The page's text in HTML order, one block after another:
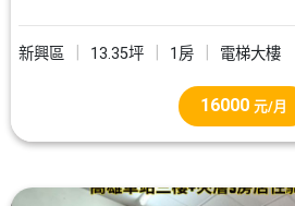
新興區 13.35坪 1房 電梯大樓
16000 元/月